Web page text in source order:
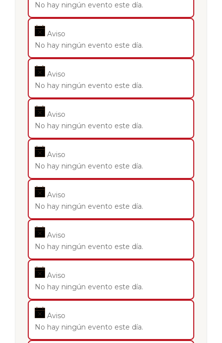
No hay ningún evento este día.
Aviso
No hay ningún evento este día.
Aviso
No hay ningún evento este día.
Aviso
No hay ningún evento este día.
Aviso
No hay ningún evento este día.
Aviso
No hay ningún evento este día.
Aviso
No hay ningún evento este día.
Aviso
No hay ningún evento este día.
Aviso
No hay ningún evento este día.